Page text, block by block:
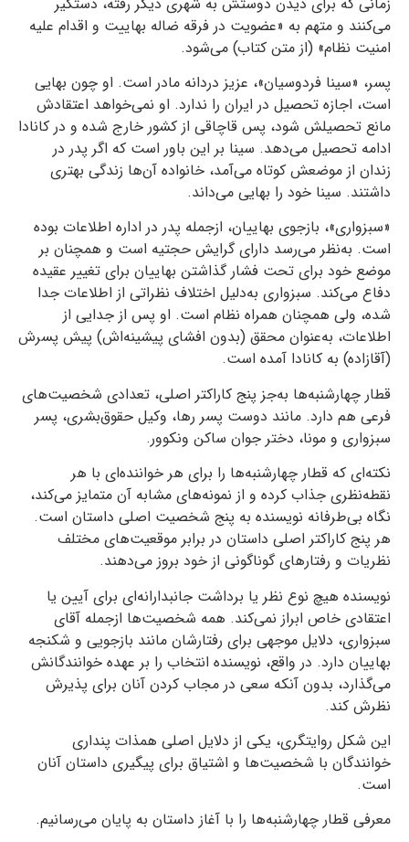
می‌کنند و متهم به «عضویت در فرقه ضاله بهاییت و اقدام علیه
امنیت نظام» (از متن کتاب) می‌شود.
پسر، «سینا فردوسیان»، عزیز دردانه مادر است. او چون بهایی
است، اجازه تحصیل در ایران را ندارد. او نمی‌خواهد اعتقادش
مانع تحصیلش شود، پس قاچاقی از کشور خارج شده و در کانادا
ادامه تحصیل می‌دهد. سینا بر این باور است که اگر پدر در
زندان از موضعش کوتاه می‌آمد، خانواده‌ آن‌ها زندگی‌ بهتری
داشتند. سینا خود را بهایی می‌داند.
«سبزواری»، بازجوی بهاییان، ازجمله پدر در اداره اطلاعات بوده
است. به‌نظر می‌رسد دارای گرایش حجتیه است و همچنان بر
موضع خود برای تحت فشار گذاشتن بهاییان برای تغییر عقیده
دفاع می‌کند. سبزواری به‌دلیل اختلاف نظراتی از اطلاعات جدا
شده، ولی همچنان همراه نظام است. او پس از جدایی از
اطلاعات، به‌عنوان محقق (بدون افشای پیشینه‌اش) پیش پسرش
(آقازاده) به کانادا آمده است.
قطار چهارشنبه‌ها به‌جز پنج کاراکتر اصلی، تعدادی شخصیت‌های
فرعی هم دارد. مانند دوست پسر رها، وکیل حقوق‌بشری، پسر
سبزواری و مونا، دختر جوان ساکن ونکوور.
نکته‌ای که قطار چهارشنبه‌ها را برای هر خواننده‌ای با هر
نقطه‌نظری جذاب کرده و از نمونه‌های مشابه‌ آن متمایز می‌کند،
نگاه بی‌طرفانه نویسنده به پنج شخصیت اصلی داستان است.
هر پنج کاراکتر اصلی داستان در برابر موقعیت‌های مختلف
نظریات و رفتارهای گوناگونی از خود بروز می‌دهند.
نویسنده هیچ نوع نظر یا برداشت جانبدارانه‌ای برای آیین یا
اعتقادی خاص ابراز نمی‌کند. همه‌ شخصیت‌ها ازجمله آقای
سبزواری، دلایل موجهی برای رفتارشان مانند بازجویی و شکنجه
بهاییان دارد. در واقع، نویسنده انتخاب را بر عهده خوانندگانش
می‌گذارد، بدون آنکه سعی در مجاب کردن آنان برای پذیرش
نظرش کند.
این شکل روایتگری، یکی از دلایل اصلی همذات پنداری
خوانندگان با شخصیت‌ها و اشتیاق برای پیگیری داستان آنان
است.
معرفی قطار چهارشنبه‌ها را با آغاز داستان به پایان می‌رسانیم.